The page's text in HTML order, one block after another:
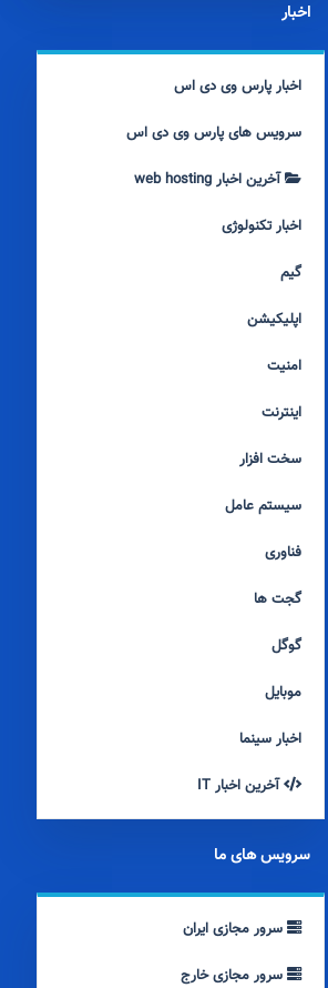
اخبار
اخبار پارس وی دی اس
سرویس های پارس وی دی اس
آخرین اخبار web hosting
اخبار تکنولوژی
گیم
اپلیکیشن
امنیت
اینترنت
سخت افزار
سیستم عامل
فناوری
گجت ها
گوگل
موبایل
اخبار سینما
آخرین اخبار IT
سرویس های ما
سرور مجازی ایران
سرور مجازی خارج